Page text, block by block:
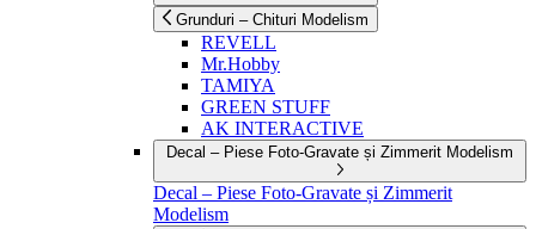
Grunduri – Chituri Modelism
REVELL
Mr.Hobby
TAMIYA
GREEN STUFF
AK INTERACTIVE
Decal – Piese Foto-Gravate și Zimmerit Modelism
Decal – Piese Foto-Gravate și Zimmerit
Modelism